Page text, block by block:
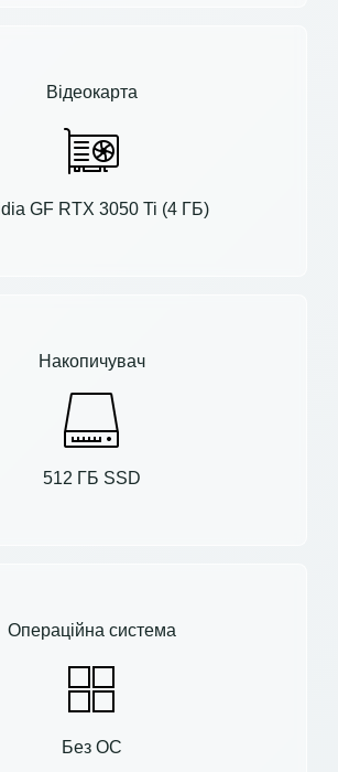
Відеокарта
GF RTX 3050 Ti (4 ГБ)
Накопичувач
512 ГБ SSD
Операційна система
Без ОС